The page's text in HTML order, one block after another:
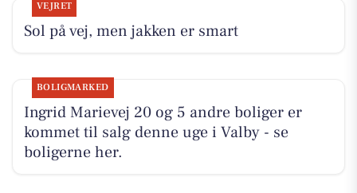
VEJRET
Sol på vej, men jakken er smart
BOLIGMARKED
Ingrid Marievej 20 og 5 andre boliger er
kommet til salg denne uge i Valby - se
boligerne her.